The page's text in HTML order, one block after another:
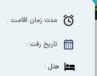
مدت زمان اقامت :
تاریخ رفت :
هتل :